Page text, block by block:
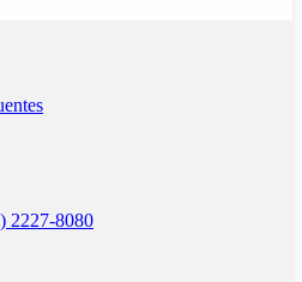
2227-8080